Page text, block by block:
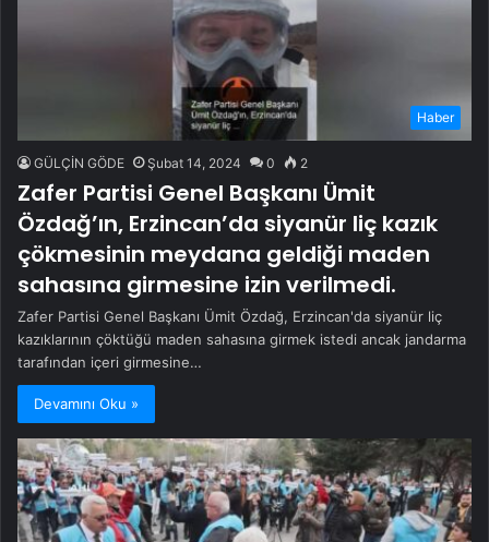
Haber
GÜLÇİN GÖDE Şubat 14, 2024 0 2
Zafer Partisi Genel Başkanı Ümit
Özdağ’ın, Erzincan’da siyanür liç kazık
çökmesinin meydana geldiği maden
sahasına girmesine izin verilmedi.
Zafer Partisi Genel Başkanı Ümit Özdağ, Erzincan'da siyanür liç
kazıklarının çöktüğü maden sahasına girmek istedi ancak jandarma
tarafından içeri girmesine…
Devamını Oku »